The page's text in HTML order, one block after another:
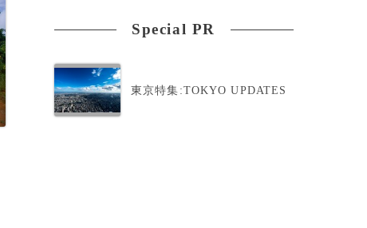
Special PR
東京特集:TOKYO UPDATES